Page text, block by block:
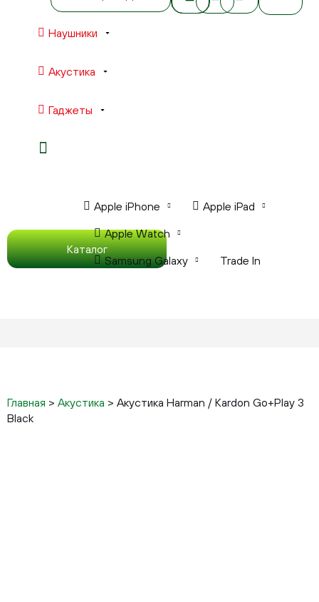
Наушники
Акустика
Гаджеты
Каталог
Apple iPhone Apple iPad
Apple Watch
Samsung Galaxy Trade In
Главная > Акустика > Акустика Harman / Kardon Go+Play 3
Black